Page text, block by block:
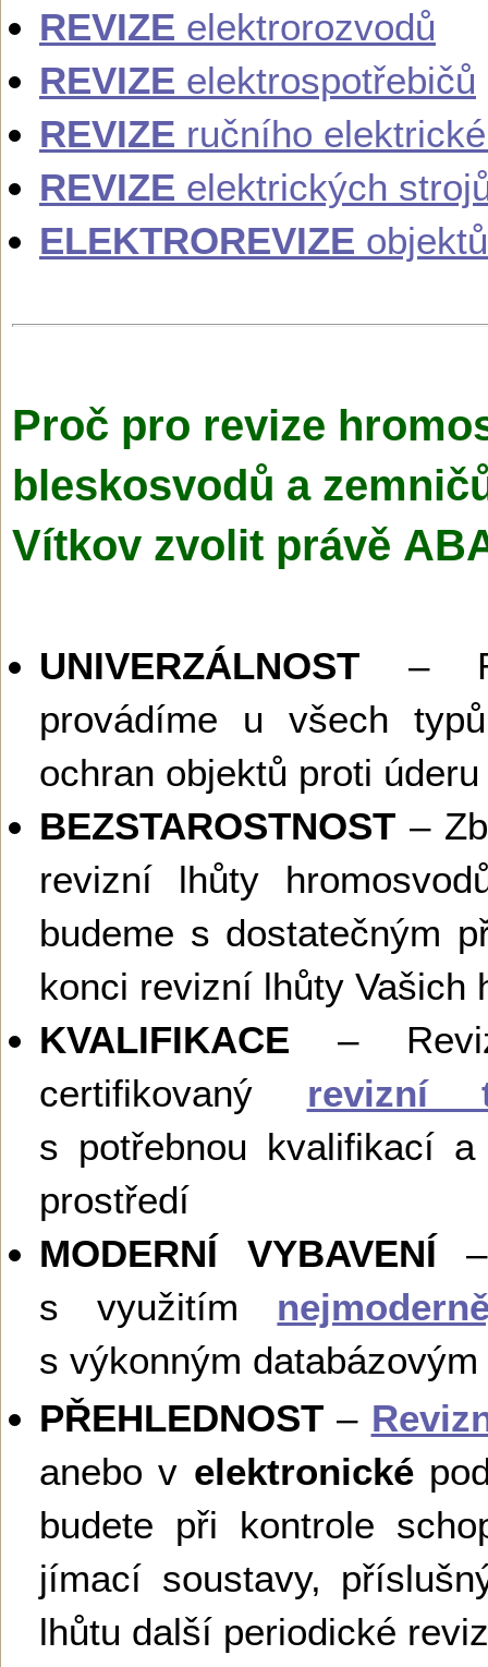
REVIZE elektrorozvodů
REVIZE elektrospotřebičů
REVIZE ručního
REVIZE elektrických
ELEKTROREVIZE objektů
Proč pro revize
bleskosvodů a
Vítkov zvolit právě
UNIVERZÁLNOST –
provádíme u všech
ochran objektů proti
BEZSTAROSTNOST –
revizní lhůty
budeme s dostatečným
konci revizní lhůty Vašich
KVALIFIKACE –
certifikovaný revizní
s potřebnou kvalifikací
prostředí
MODERNÍ VYBAVENÍ
s využitím
s výkonným
PŘEHLEDNOST –
anebo v elektronické
budete při kontrole
jímací soustavy,
lhůtu další periodické